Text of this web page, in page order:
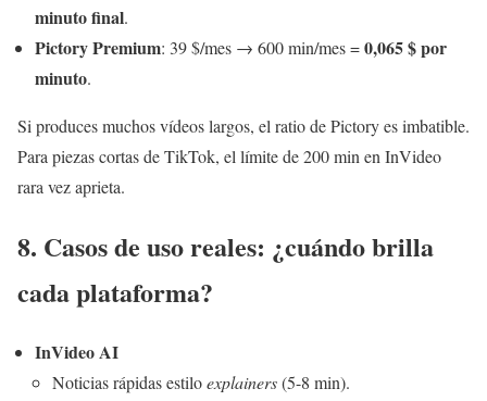
minuto final.
Pictory Premium: 39 $/mes → 600 min/mes =0,065 $ por
minuto.
Si produces muchos vídeos largos, el ratio de Pictory es imbatible.
Para piezas cortas de TikTok, el límite de 200 min en InVideo
rara vez aprieta.
8. Casos de uso reales: ¿cuándo brilla
cada plataforma?
InVideo AI
Noticias rápidas estiloexplainers(5-8 min).